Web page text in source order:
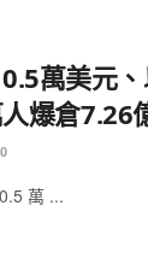
萬美元
爆倉7.26
0
萬 ...